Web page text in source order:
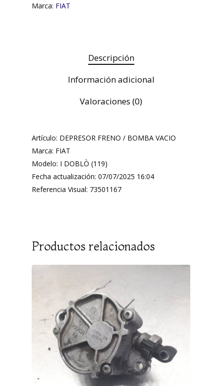
Marca: FIAT
Descripción
Información adicional
Valoraciones (0)
Artículo: DEPRESOR FRENO / BOMBA VACIO
Marca: FIAT
Modelo: I DOBLÒ (119)
Fecha actualización: 07/07/2025 16:04
Referencia Visual: 73501167
Productos relacionados